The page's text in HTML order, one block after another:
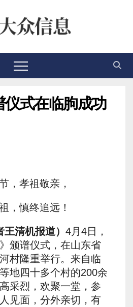
式在临朐成功
，孝祖敬亲，
，慎终追远！
清机报道） 4月4日，
颁谱仪式，在山东省
村隆重举行。来自临
地四十多个村的200余
采烈，欢聚一堂，参
见面，分外亲切，有